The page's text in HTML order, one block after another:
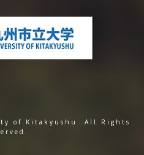
of Kitakyushu. All Rights